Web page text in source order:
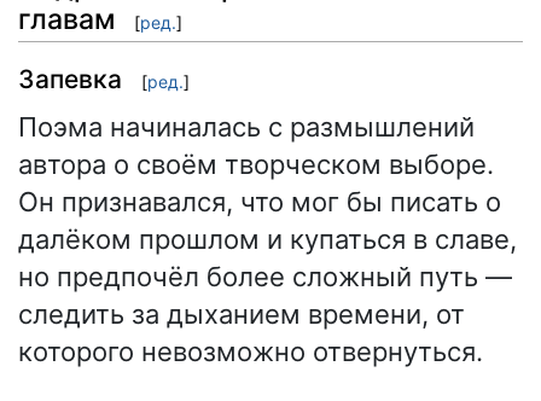
главам
[ред.]
Запевка [ред.]
Поэма начиналась с размышлений
автора о своём творческом выборе.
Он признавался, что мог бы писать о
далёком прошлом и купаться в славе,
но предпочёл более сложный путь —
следить за дыханием времени, от
которого невозможно отвернуться.